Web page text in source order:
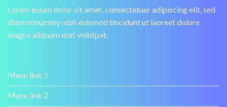
Lorem ipsum dolor sit amet, consectetuer adipiscing elit, sed
diam nonummy nibh euismod tincidunt ut laoreet dolore
magna aliquam erat volutpat.
Menu link 1
Menu link 2